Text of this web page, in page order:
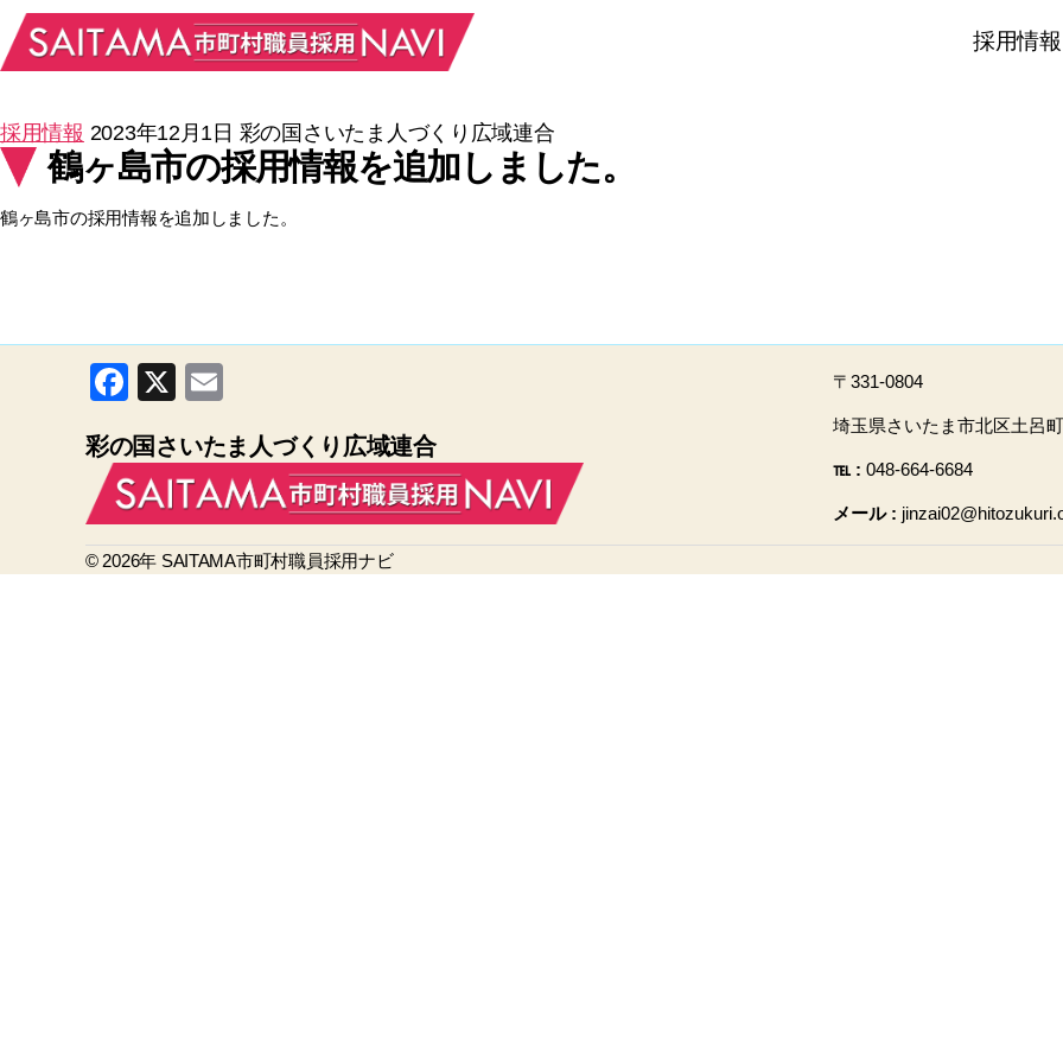
採用情報
採用情報 2023年12月1日 彩の国さいたま人づくり広域連合
鶴ヶ島市の採用情報を追加しました。
鶴ヶ島市の採用情報を追加しました。
F
c
e
b
o
X
ail
彩の国さいたま人づくり広域連合
〒331-0804
埼玉県さいたま市北区土呂
℡ : 048-664-6684
メール :
© 2026年 SAITAMA市町村職員採用ナビ